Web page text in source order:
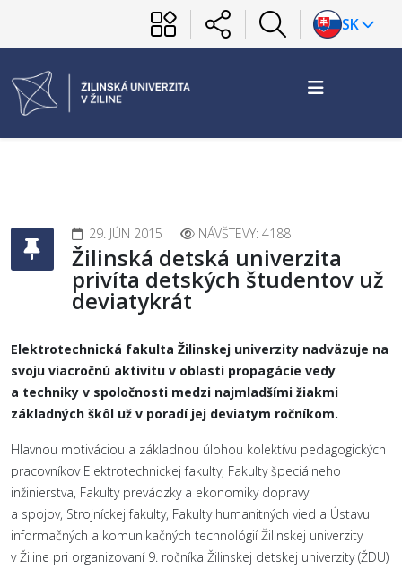
SK
29. JÚN 2015 NÁVŠTEVY: 4188
Žilinská detská univerzita
privíta detských študentov už
deviatykrát
Elektrotechnická fakulta Žilinskej univerzity nadväzuje na
svoju viacročnú aktivitu v oblasti propagácie vedy
a techniky v spoločnosti medzi najmladšími žiakmi
základných škôl už v poradí jej deviatym ročníkom.
Hlavnou motiváciou a základnou úlohou kolektívu pedagogických
pracovníkov Elektrotechnickej fakulty, Fakulty špeciálneho
inžinierstva, Fakulty prevádzky a ekonomiky dopravy
a spojov, Strojníckej fakulty, Fakulty humanitných vied a Ústavu
informačných a komunikačných technológií Žilinskej univerzity
v Žiline pri organizovaní 9. ročníka Žilinskej detskej univerzity (ŽDU)